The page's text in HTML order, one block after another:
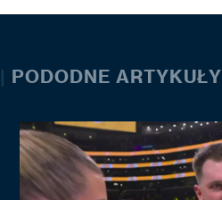
| PODODNE ARTYKUŁY